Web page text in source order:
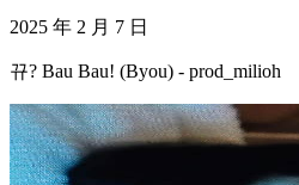
2025 年 2 月 7 日
뀨? Bau Bau! (Byou) - prod_milioh